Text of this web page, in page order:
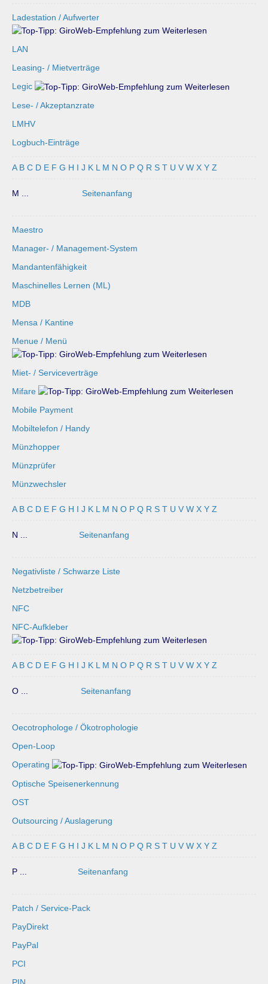
Ladestation / Aufwerter
LAN
Leasing- / Mietverträge
Legic
Lese- / Akzeptanzrate
LMHV
Logbuch-Einträge
A B C D E F G H I J K L M N O P Q R S T U V W X Y Z
M ... Seitenanfang
Maestro
Manager- / Management-System
Mandantenfähigkeit
Maschinelles Lernen (ML)
MDB
Mensa / Kantine
Menue / Menü
Miet- / Serviceverträge
Mifare
Mobile Payment
Mobiltelefon / Handy
Münzhopper
Münzprüfer
Münzwechsler
A B C D E F G H I J K L M N O P Q R S T U V W X Y Z
N ... Seitenanfang
Negativliste / Schwarze Liste
Netzbetreiber
NFC
NFC-Aufkleber
A B C D E F G H I J K L M N O P Q R S T U V W X Y Z
O ... Seitenanfang
Oecotrophologe / Ökotrophologie
Open-Loop
Operating
Optische Speisenerkennung
OST
Outsourcing / Auslagerung
A B C D E F G H I J K L M N O P Q R S T U V W X Y Z
P ... Seitenanfang
Patch / Service-Pack
PayDirekt
PayPal
PCI